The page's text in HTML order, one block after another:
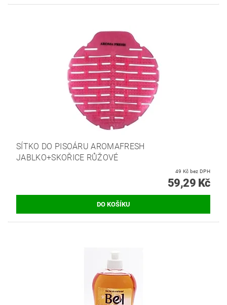
SÍTKO DO PISOÁRU AROMAFRESH
JABLKO+SKOŘICE RŮŽOVÉ
49 Kč bez DPH
59,29 Kč